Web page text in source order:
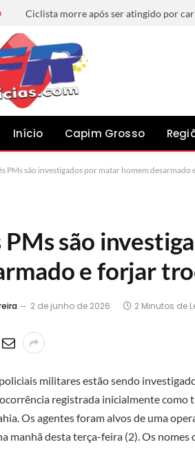
Início Capim Grosso
PMs são investigados por matar homem
PMs são
e forjar
2 de junho de 2026 2 Minutos de
militares estão sendo
registrada inicialmente
Os agentes foram alvos de uma
manhã desta terça-feira (2). Os